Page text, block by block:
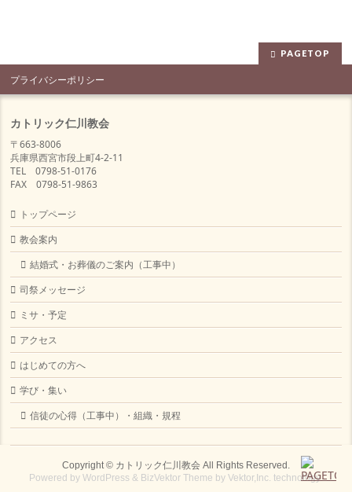
PAGETOP
プライバシーポリシー
カトリック仁川教会
〒663-8006
兵庫県西宮市段上町4-2-11
TEL 0798-51-0176
FAX 0798-51-9863
トップページ
教会案内
結婚式・お葬儀のご案内（工事中）
司祭メッセージ
ミサ・予定
アクセス
はじめての方へ
学び・集い
信徒の心得（工事中）・組織・規程
Copyright © カトリック仁川教会All Rights Reserved.
Powered byWordPress & BizVektor Theme byVektor,Inc. technology.